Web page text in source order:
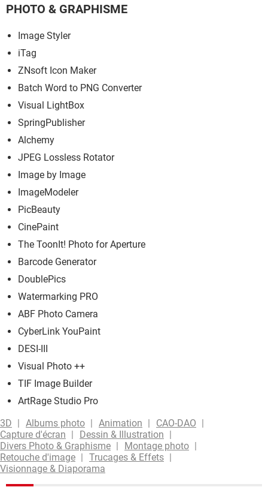
PHOTO & GRAPHISME
Image Styler
iTag
ZNsoft Icon Maker
Batch Word to PNG Converter
Visual LightBox
SpringPublisher
Alchemy
JPEG Lossless Rotator
Image by Image
ImageModeler
PicBeauty
CinePaint
The ToonIt! Photo for Aperture
Barcode Generator
DoublePics
Watermarking PRO
ABF Photo Camera
CyberLink YouPaint
DESI-III
Visual Photo ++
TIF Image Builder
ArtRage Studio Pro
3D
Albums photo Animation
CAO-DAO
Capture d'écran
Dessin & Illustration
Divers Photo & Graphisme
Montage photo
Retouche d'image
Trucages & Effets
Visionnage & Diaporama